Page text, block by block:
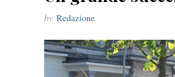
by Redazione